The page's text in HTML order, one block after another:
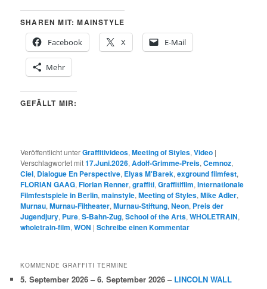
SHAREN MIT: MAINSTYLE
Facebook
X E-Mail
Mehr
GEFÄLLT MIR:
Veröffentlicht unterGraffitivideos,Meeting of Styles,Video |
Verschlagwortet mit17.Juni.2026,Adolf-Grimme-Preis,Cemnoz,
Ciel, Dialogue En Perspective, Elyas M'Barek,exground filmfest,
FLORIAN GAAG,Florian Renner,graffiti,Graffitifilm,Internationale
Filmfestspiele in Berlin,mainstyle,Meeting of Styles,Mike Adler,
Murnau,Murnau-Filtheater,Murnau-Stiftung,Neon, Preis der
Jugendjury, Pure,S-Bahn-Zug,School of the Arts,WHOLETRAIN,
wholetrain-film,WON |Schreibe einen Kommentar
KOMMENDE GRAFFITI TERMINE
5. September 2026 – 6. September 2026 – LINCOLN WALL